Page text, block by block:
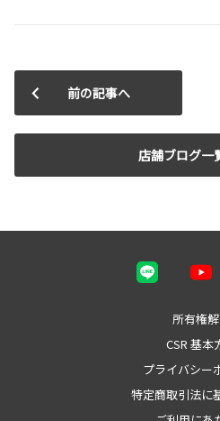
前の記事へ
店舗ブログ一
所有権
CSR 基本
プライバシー
特定商取引法に